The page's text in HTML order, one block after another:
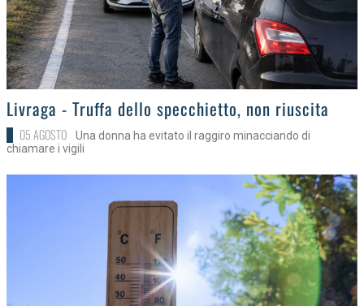
>Livraga - Truffa dello specchietto, non riuscita
05 AGOSTO
Una donna ha evitato il raggiro minacciando di
chiamare i vigili